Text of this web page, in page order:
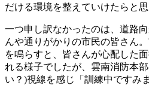
だける環境を整えていけたらと思
一つ申し訳なかったのは、道路
んや通りがかりの市民の皆さん
を鳴らすと、皆さんが心配した
れる様子でしたが、雲南消防本
い？)視線を感じ「訓練中ですみ